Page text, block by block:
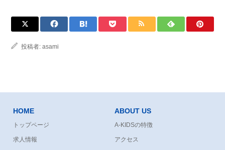
投稿者: asami
HOME
トップページ
求人情報
ABOUT US
A-KIDSの特徴
アクセス